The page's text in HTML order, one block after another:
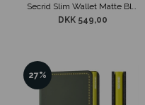
Secrid Slim Wallet Matte Black
DKK 549,00
27%